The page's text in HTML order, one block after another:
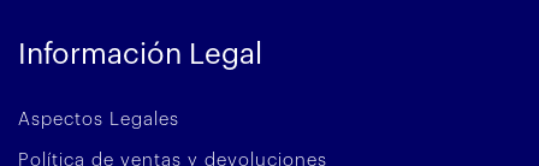
Información Legal
Aspectos Legales
Política de ventas y devoluciones